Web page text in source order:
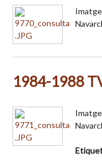
1984-1988